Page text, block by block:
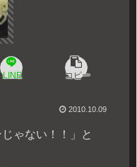
LINE コピー
2010.10.09
ゃない！！」と